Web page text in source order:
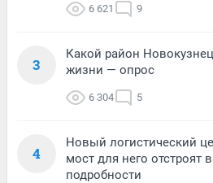
6 621 9
3
Какой район
жизни — опрос
6 304 5
4
Новый логистический
мост для него отстроят
подробности